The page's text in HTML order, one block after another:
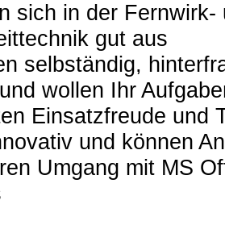
sich in der Fernwirk-
gut aus
selbständig,
wollen Ihr
Einsatzfreude und
und können
Umgang mit MS